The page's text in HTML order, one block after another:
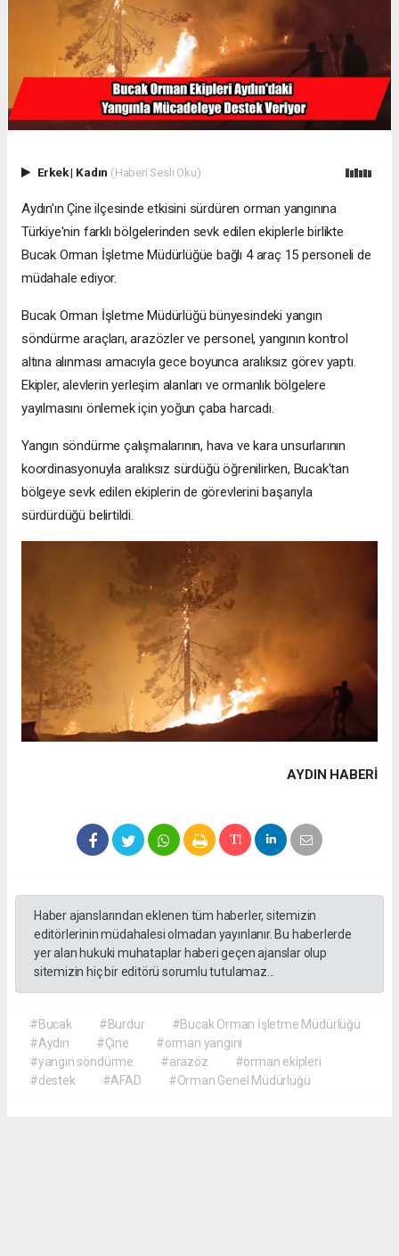
Erkek| Kadın (Haberi Sesli Oku)
Aydın'ın Çine ilçesinde etkisini sürdüren orman yangınına
Türkiye'nin farklı bölgelerinden sevk edilen ekiplerle birlikte
Bucak Orman İşletme Müdürlüğüe bağlı 4 araç 15 personeli de
müdahale ediyor.
Bucak Orman İşletme Müdürlüğü bünyesindeki yangın
söndürme araçları, arazözler ve personel, yangının kontrol
altına alınması amacıyla gece boyunca aralıksız görev yaptı.
Ekipler, alevlerin yerleşim alanları ve ormanlık bölgelere
yayılmasını önlemek için yoğun çaba harcadı.
Yangın söndürme çalışmalarının, hava ve kara unsurlarının
koordinasyonuyla aralıksız sürdüğü öğrenilirken, Bucak'tan
bölgeye sevk edilen ekiplerin de görevlerini başarıyla
sürdürdüğü belirtildi.
AYDIN HABERİ
Haber ajanslarından eklenen tüm haberler, sitemizin
editörlerinin müdahalesi olmadan yayınlanır. Bu haberlerde
yer alan hukuki muhataplar haberi geçen ajanslar olup
sitemizin hiç bir editörü sorumlu tutulamaz...
#Bucak #Burdur
#Bucak Orman İşletme Müdürlüğü
#Aydın
#Çine
#orman yangını
#yangın söndürme
#arazöz
#orman ekipleri
#destek
#AFAD #Orman Genel Müdürlüğü